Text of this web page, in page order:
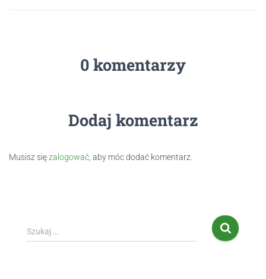
0 komentarzy
Dodaj komentarz
Musisz sięzalogować , aby móc dodać komentarz.
Szukaj …